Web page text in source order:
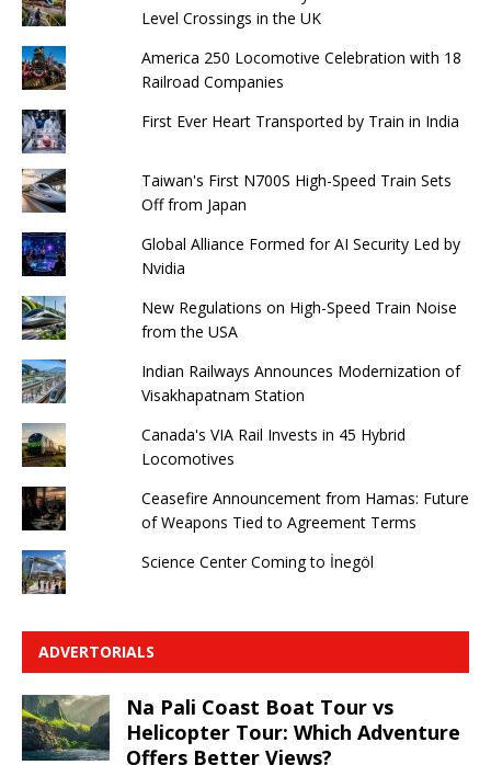
Level Crossings in the UK
America 250 Locomotive Celebration with 18
Railroad Companies
First Ever Heart Transported by Train in India
Taiwan's First N700S High-Speed ​​Train Sets
Off from Japan
Global Alliance Formed for AI Security Led by
Nvidia
New Regulations on High-Speed ​​Train Noise
from the USA
Indian Railways Announces Modernization of
Visakhapatnam Station
Canada's VIA Rail Invests in 45 Hybrid
Locomotives
Ceasefire Announcement from Hamas: Future
of Weapons Tied to Agreement Terms
Science Center Coming to İnegöl
ADVERTORIALS
Na Pali Coast Boat Tour vs
Helicopter Tour: Which Adventure
Offers Better Views?